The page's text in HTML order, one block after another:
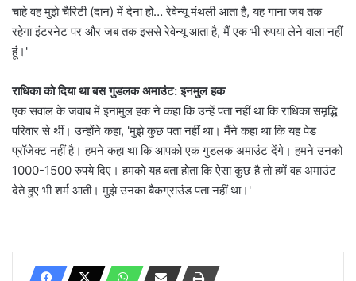
चाहे वह मुझे चैरिटी (दान) में देना हो… रेवेन्यू मंथली आता है, यह गाना जब तक
रहेगा इंटरनेट पर और जब तक इससे रेवेन्यू आता है, मैं एक भी रुपया लेने वाला नहीं
हूं।'
राधिका को दिया था बस गुडलक अमाउंट: इनमुल हक
एक सवाल के जवाब में इनामुल हक ने कहा कि उन्हें पता नहीं था कि राधिका समृद्धि
परिवार से थीं। उन्होंने कहा, 'मुझे कुछ पता नहीं था। मैंने कहा था कि यह पेड
प्रॉजेक्ट नहीं है। हमने कहा था कि आपको एक गुडलक अमाउंट देंगे। हमने उनको
1000-1500 रुपये दिए। हमको यह बता होता कि ऐसा कुछ है तो हमें वह अमाउंट
देते हुए भी शर्म आती। मुझे उनका बैकग्राउंड पता नहीं था।'